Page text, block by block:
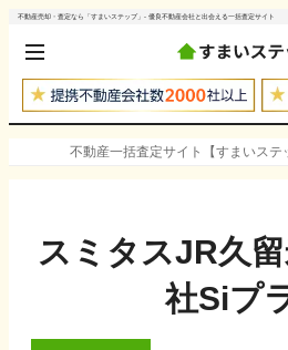
不動産売却・査定なら「すまいステップ」- 優良不動産会社と出会える一括査定サイト
不動産一括査定サイト【すまいステ
スミタスJR久
社Siプ